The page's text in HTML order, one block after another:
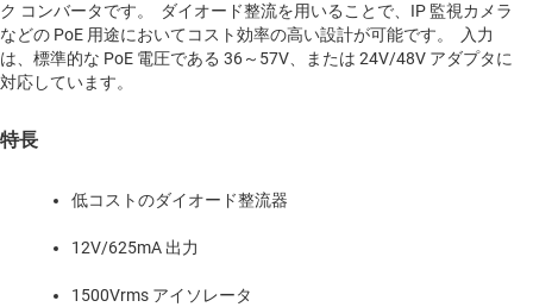
ク コンバータです。 ダイオード整流を用いることで、IP 監視カメラ
などの PoE 用途においてコスト効率の高い設計が可能です。 入力
は、標準的な PoE 電圧である 36～57V、または 24V/48V アダプタに
対応しています。
特長
低コストのダイオード整流器
12V/625mA 出力
1500Vrms アイソレータ